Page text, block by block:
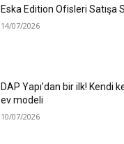
Eska Edition Ofisleri Satışa
14/07/2026
DAP Yapı’dan bir ilk! Kendi
ev modeli
10/07/2026